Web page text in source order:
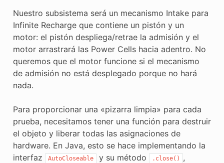
Nuestro subsistema será un mecanismo Intake para
Infinite Recharge que contiene un pistón y un
motor: el pistón despliega/retrae la admisión y el
motor arrastrará las Power Cells hacia adentro. No
queremos que el motor funcione si el mecanismo
de admisión no está desplegado porque no hará
nada.
Para proporcionar una «pizarra limpia» para cada
prueba, necesitamos tener una función para destruir
el objeto y liberar todas las asignaciones de
hardware. En Java, esto se hace implementando la
interfaz
AutoCloseable y su método .close()
,